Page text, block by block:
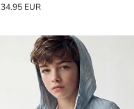
34.95 EUR